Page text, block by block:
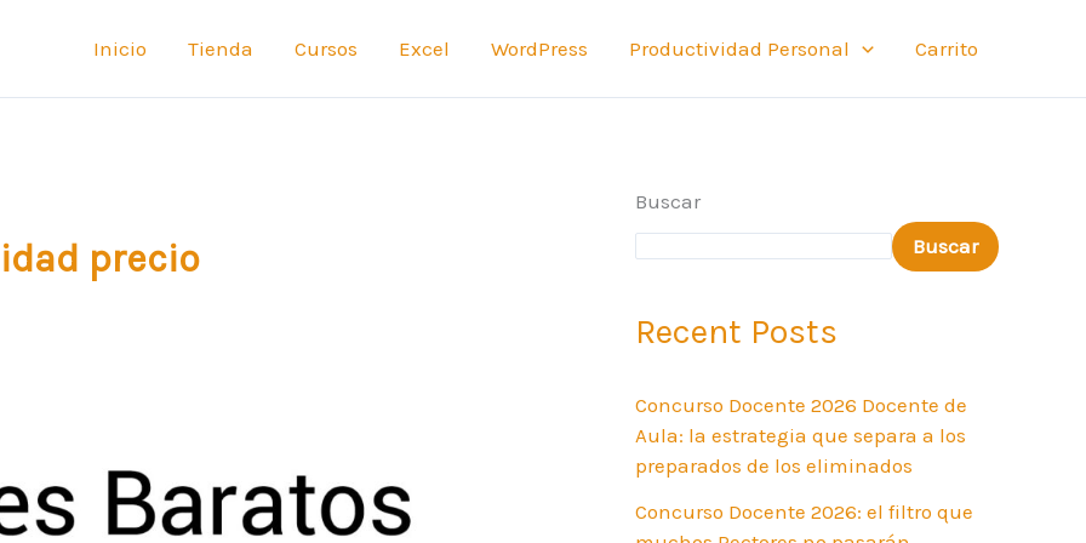
Inicio Tienda Cursos Excel WordPress Productividad Personal Carrito
precio
Buscar
Buscar
Recent Posts
Concurso Docente 2026 Docente de
Aula: la estrategia que separa a los
preparados de los eliminados
Concurso Docente 2026: el filtro que